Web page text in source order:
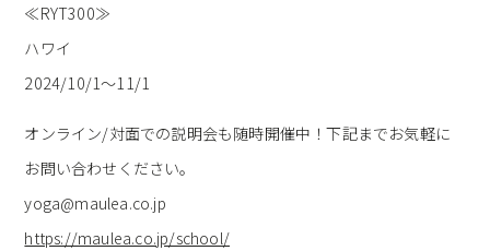
≪RYT300≫
ハワイ
2024/10/1～11/1
オンライン/対面での説明会も随時開催中！下記までお気軽に
お問い合わせください。
yoga@maulea.co.jp
https://maulea.co.jp/school/